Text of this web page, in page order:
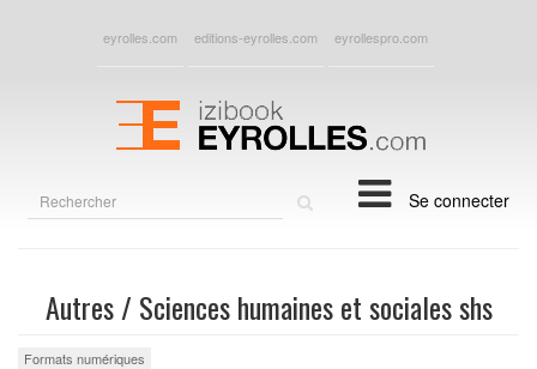
eyrolles.com editions-eyrolles.com eyrollespro.com
Se connecter
Autres / Sciences humaines et sociales shs
Formats numériques